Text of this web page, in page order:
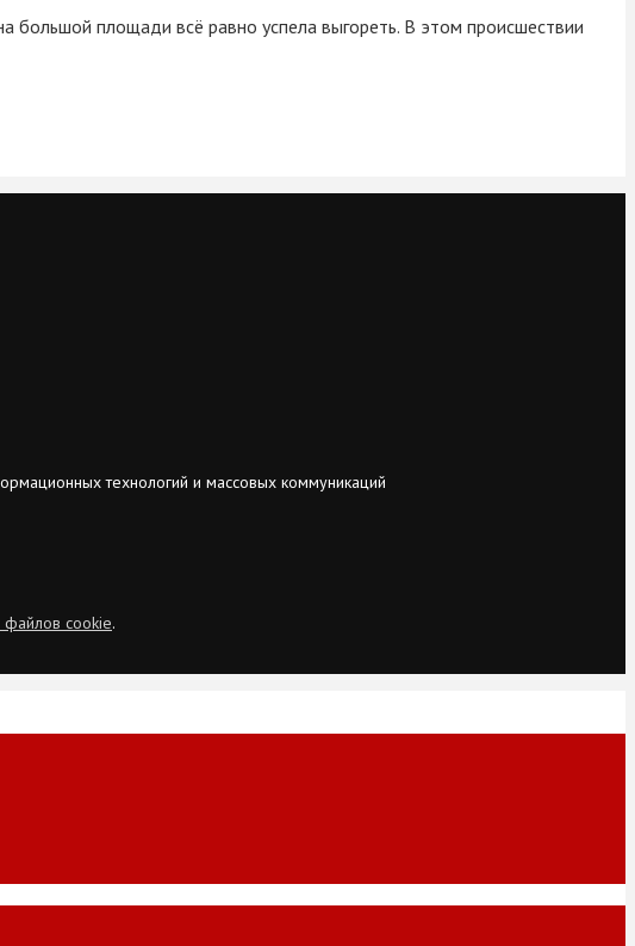
большой площади всё равно успела выгореть. В этом происшествии
технологий и массовых коммуникаций
файлов cookie.